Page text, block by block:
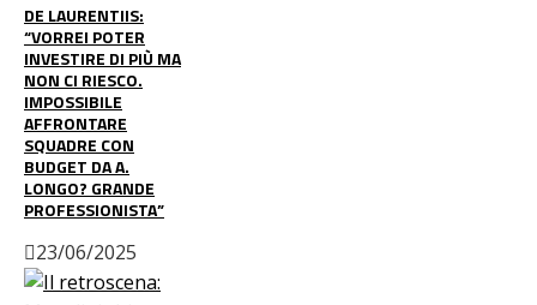
DE LAURENTIIS:
“VORREI POTER
INVESTIRE DI PIÙ MA
NON CI RIESCO.
IMPOSSIBILE
AFFRONTARE
SQUADRE CON
BUDGET DA A.
LONGO? GRANDE
PROFESSIONISTA”
23/06/2025